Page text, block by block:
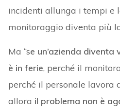
incidenti allunga i tempi e
monitoraggio diventa più
Ma “se un’azienda diventa
è in ferie, perché il
perché il personale lavora
allora il problema non è